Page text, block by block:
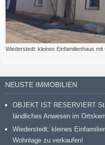
Wiederstedt: kleines Einfamilienhaus
NEUSTE IMMOBILIEN
OBJEKT IST RESERVIERT
ländliches Anwesen im
Wiederstedt: kleines
Wohnlage zu verkaufen!